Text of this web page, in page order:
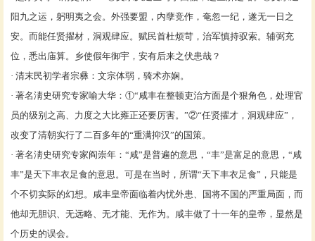
阳九之运，躬明夷之会。外强要盟，内孽竞作，奄忽一纪，遂无一日之
安。而能任贤擢材，洞观肆应。赋民首杜烦苛，治军慎持驭索。辅弼充
位，悉出庙算。乡使假年御宇，安有后来之伏患哉？
· 清末民初学者宗彝 ：文宗体弱，骑术亦娴。
· 著名淸史研究专家喻大华 ： ①“咸丰在整顿吏治方面是个狠角色，处理官
员的级别之高、力度之大比雍正还要厉害。”②“任贤擢才，洞观肆应”，
改变了清朝实行了二百多年的“重满抑汉”的国策。
· 著名淸史研究专家阎崇年 ：“咸”是普遍的意思，“丰”是富足的意思，“咸
丰”是天下丰衣足食的意思。可是在当时，所谓“天下丰衣足食”，只能是
个不切实际的幻想。咸丰皇帝面临着内忧外患、国将不国的严重局面，而
他却无胆识、无远略、无才能、无作为。咸丰做了十一年的皇帝，显然是
个历史的误会。